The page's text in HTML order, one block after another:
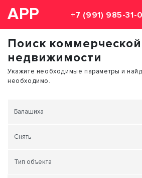
АРР +7 (991) 985-31-
Поиск коммерческой
недвижимости
Укажите необходимые параметры и
необходимо.
Балашиха
Снять
Тип объекта